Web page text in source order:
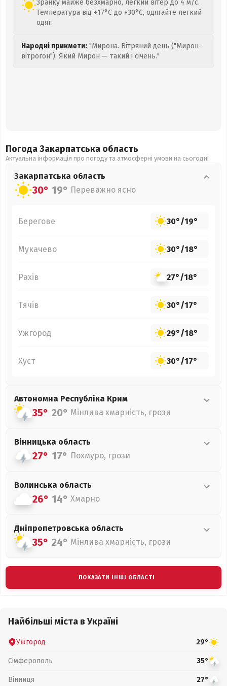
Зранку майже безхмарно, легкий вітер до 4 м/с.
Температура від +17°C до +30°C, одягайте легкий
одяг.
Народні прикмети: "Мирона. Вітряний день ("Мирон-
вітрогон"). Який Мирон — такий і січень."
Погода Закарпатська область
Актуальна інформація про погоду та атмосферні умови на сьогодні
Закарпатська область
30° 19° Переважно ясно
Берегове 30°/19°
Мукачево 30°/18°
Рахів 27°/18°
Тячів 30°/17°
Ужгород 29°/18°
Хуст 30°/17°
Автономна Республіка Крим
35° 20° Мінлива хмарність, грози
Вінницька область
27° 17° Похмуро, грози
Волинська область
26° 14° Хмарно
Дніпропетровська область
35° 24° Мінлива хмарність, грози
ПОКАЗАТИ ІНШІ ОБЛАСТІ
Найбільші міста в Україні
Ужгород 29°
Сімферополь 35°
Вінниця 27°